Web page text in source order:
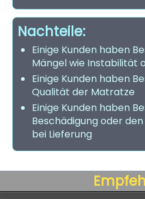
Nachteile:
Einige Kunden haben
Mängel wie Instabilität
Einige Kunden haben
Qualität der Matratze
Einige Kunden haben
Beschädigung oder
bei Lieferung